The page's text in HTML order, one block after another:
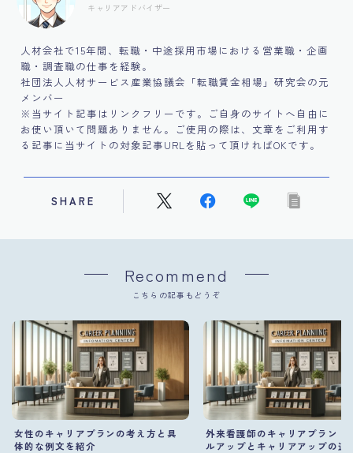
キャリアアドバイザー
人材会社で15年間、転職・中途採用市場における営業職・企画
職・調査職の仕事を経験。
社団法人人材サービス産業協議会「転職賃金相場」研究会の元
メンバー
※当サイト記事はリンクフリーです。ご自身のサイトへ自由に
お使い頂いて問題ありません。ご使用の際は、文章をご利用す
る記事に当サイトの対象記事URLを貼って頂ければOKです。
SHARE
Recommend
こちらの記事もどうぞ
女性のキャリアプランの考え方と具
体的な例文を紹介
外来看護師のキャリアプラン：
ルアップとキャリアアップの道